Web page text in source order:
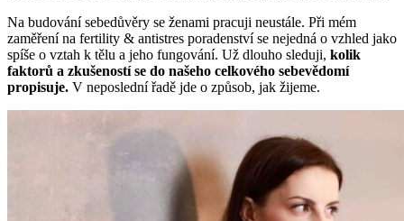
Na budování sebedůvěry se ženami pracuji neustále. Při mém
zaměření na fertility & antistres poradenství se nejedná o vzhled jako
spíše o vztah k tělu a jeho fungování. Už dlouho sleduji, kolik
faktorů a zkušeností se do našeho celkového sebevědomí
propisuje. V neposlední řadě jde o způsob, jak žijeme.